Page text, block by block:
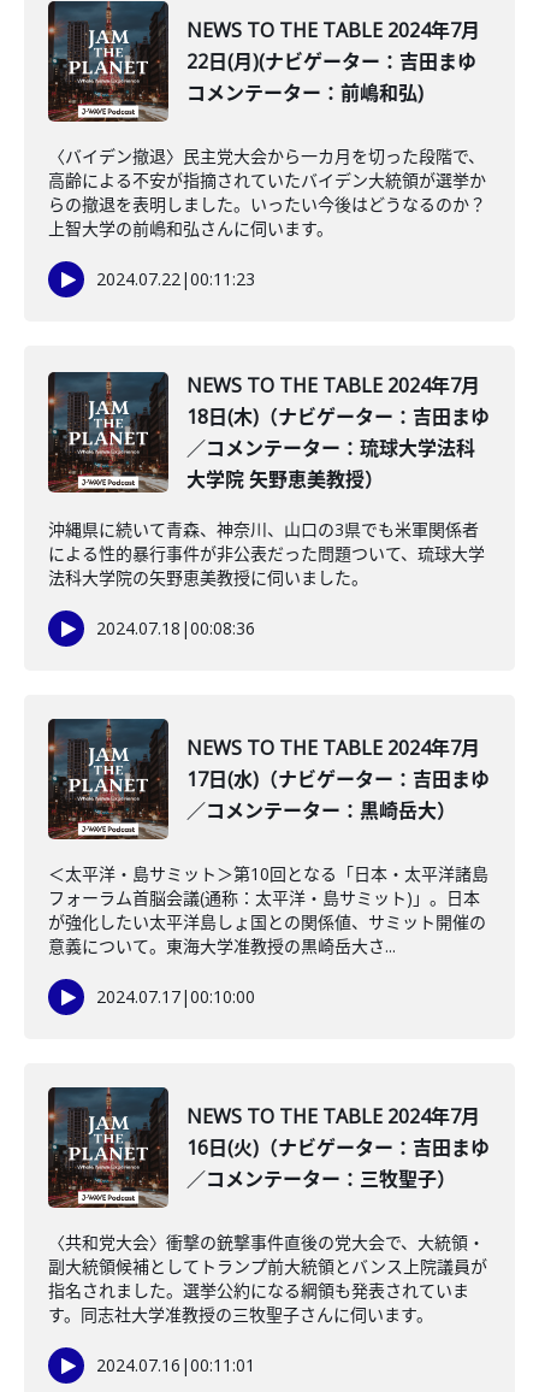
NEWS TO THE TABLE 2024年7月
22日(月)(ナビゲーター：吉田まゆ
コメンテーター：前嶋和弘)
〈バイデン撤退〉民主党大会から一カ月を切った段階で、
高齢による不安が指摘されていたバイデン大統領が選挙か
らの撤退を表明しました。いったい今後はどうなるのか？
上智大学の前嶋和弘さんに伺います。
2024.07.22|00:11:23
NEWS TO THE TABLE 2024年7月
18日(木)（ナビゲーター：吉田まゆ
／コメンテーター：琉球大学法科
大学院 矢野恵美教授）
沖縄県に続いて青森、神奈川、山口の3県でも米軍関係者
による性的暴行事件が非公表だった問題ついて、琉球大学
法科大学院の矢野恵美教授に伺いました。
2024.07.18 |00:08:36
NEWS TO THE TABLE 2024年7月
17日(水)（ナビゲーター：吉田まゆ
／コメンテーター：黒崎岳大）
＜太平洋・島サミット＞第10回となる「日本・太平洋諸島
フォーラム首脳会議(通称：太平洋・島サミット)」。日本
が強化したい太平洋島しょ国との関係値、サミット開催の
意義について。東海大学准教授の黒崎岳大さ...
2024.07.17|00:10:00
NEWS TO THE TABLE 2024年7月
16日(火)（ナビゲーター：吉田まゆ
／コメンテーター：三牧聖子）
〈共和党大会〉衝撃の銃撃事件直後の党大会で、大統領・
副大統領候補としてトランプ前大統領とバンス上院議員が
指名されました。選挙公約になる綱領も発表されていま
す。同志社大学准教授の三牧聖子さんに伺います。
2024.07.16 |00:11:01